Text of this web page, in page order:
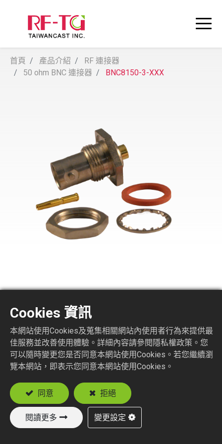
首頁 產品介紹
RF 連接器
50 ohm BNC 連接器
BNC8150-3-XXX
BNC8150-3-XXX
BNC STR. JACK BULKHEAD SOLDER TYPE
Suitable Semi-Rigid Cable
.085
.141
加入詢價車
Cookies 資訊
本網站使用Cookies及蒐集相關網站內使用者行為來提供最
佳服務並改善使用體驗。詳細內容請參閱隱私權政策。您
可以隨時變更您是否同意本網站使用Cookies。若您繼續瀏
覽本網站，即表示您同意本網站使用Cookies。
同意 拒絕
閱讀更多 變更設定